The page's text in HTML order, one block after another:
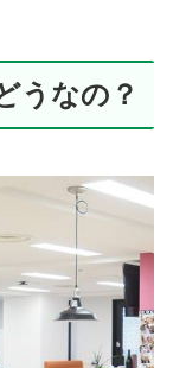
うなの？